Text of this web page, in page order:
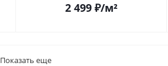
2 499 ₽/м²
Показать еще